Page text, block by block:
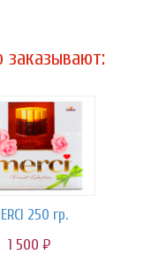
заказывают:
250 гр.
1 500 руб.